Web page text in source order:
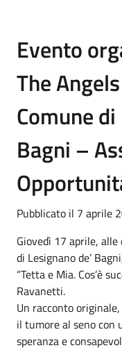
Evento
The
Comune di
Bagni –
Pubblicato il 7 aprile
Giovedì 17 aprile, alle
di Lesignano de’
“Tetta e Mia. Cos’è
Ravanetti.
Un racconto
il tumore al seno con
speranza e